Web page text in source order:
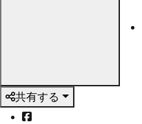
共有する